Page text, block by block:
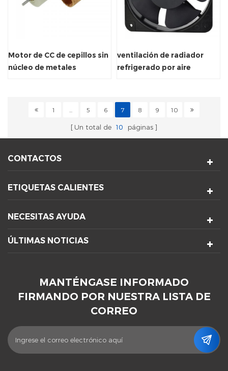
Motor de CC de cepillos sin
núcleo de metales
ventilación de radiador
refrigerado por aire
1 5 6 7 8 9 10
Un total de 10 páginas
CONTACTOS
ETIQUETAS CALIENTES
NECESITAS AYUDA
ÚLTIMAS NOTICIAS
MANTÉNGASE INFORMADO
FIRMANDO POR NUESTRA LISTA DE
CORREO